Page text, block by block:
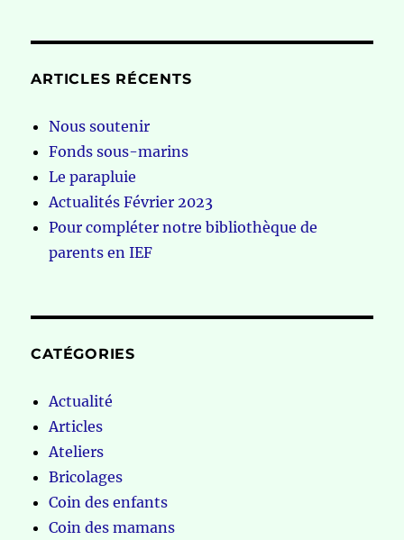
ARTICLES RÉCENTS
Nous soutenir
Fonds sous-marins
Le parapluie
Actualités Février 2023
Pour compléter notre bibliothèque de
parents en IEF
CATÉGORIES
Actualité
Articles
Ateliers
Bricolages
Coin des enfants
Coin des mamans